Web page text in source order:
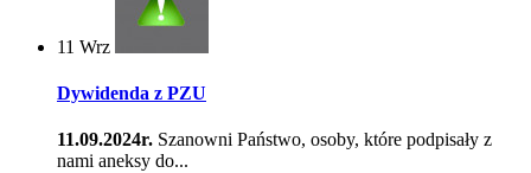
11 Wrz
Dywidenda z PZU
11.09.2024r. Szanowni Państwo, osoby, które podpisały z
nami aneksy do...